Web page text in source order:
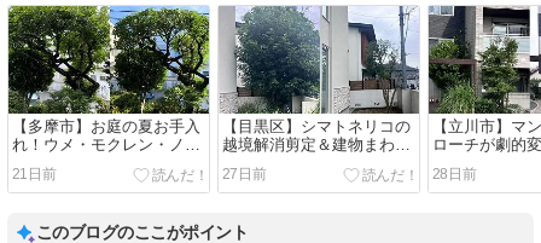
【多摩市】お庭の夏お手入
れ！ウメ・モクレン・ノウ
ゼンカズラの剪定！
21日前
【目黒区】シマトネリコの
越境解消剪定＆建物まわり
の徹底除草でスッキリ！
27日前
【立川市】マ
ローチが劇的
ゴ・ヒメシャ
木刈込!
28日前
このブログのここがポイント